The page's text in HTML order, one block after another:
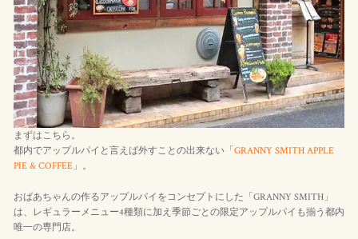
まずはこちら。
都内でアップルパイと言えば外すことの出来ない「 GRANNY SMITH APPLE
PIE & COFFEE」。
おばあちゃんの作るアップルパイをコンセプトにした「GRANNY SMITH」
は、レギュラーメニュー4種類に加え季節ごとの限定アップルパイも揃う都内
唯一の専門店。